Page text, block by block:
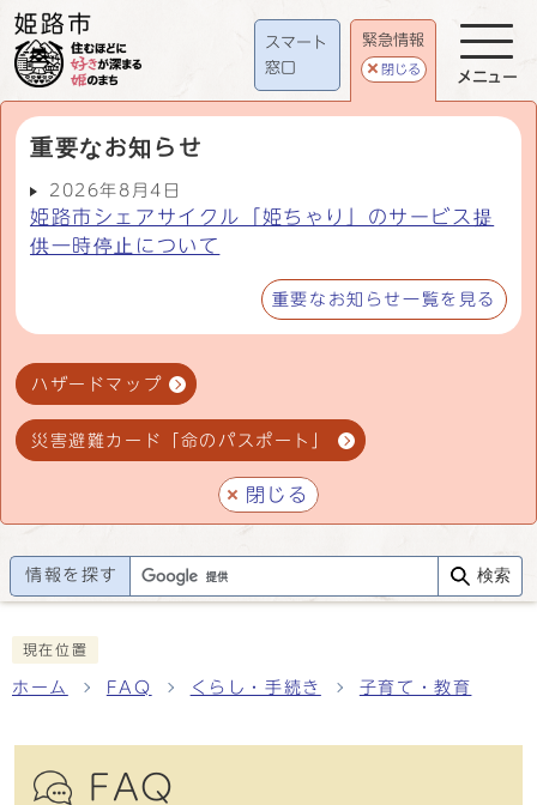
スマート
窓口
緊急情報
閉じる
重要なお知らせ
2026年8月4日
姫路市シェアサイクル「姫ちゃり」のサービス提
供一時停止について
重要なお知らせ一覧を見る
ハザードマップ
災害避難カード「命のパスポート」
閉じる
メニュー
情報を探す 検索
現在位置
ホーム FAQ くらし・手続き 子育て・教育
FAQ